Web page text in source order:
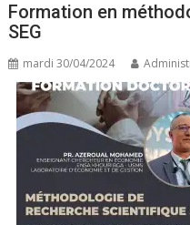
Formation en
SEG
mardi 30/04/2024